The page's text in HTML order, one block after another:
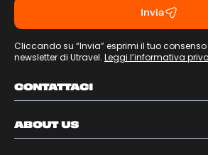
Invia
Cliccando su “Invia” esprimi il tuo
newsletter di Utravel. Leggi l’informativa
CONTATTACI
ABOUT US